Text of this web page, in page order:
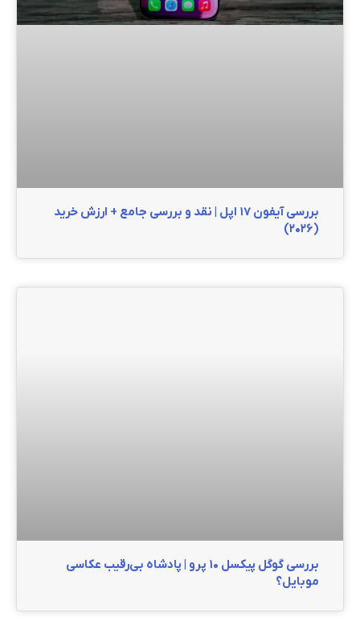
بررسی آیفون ۱۷ اپل | نقد و بررسی جامع + ارزش خرید
(۲۰۲۶)
بررسی گوگل پیکسل ۱۰ پرو | پادشاه بی‌رقیب عکاسی
موبایل؟